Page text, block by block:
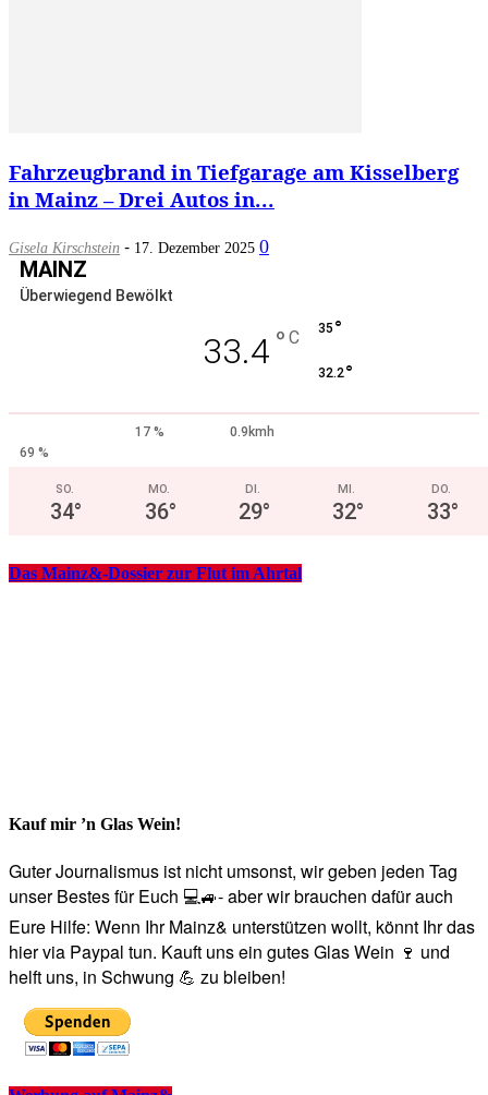
Fahrzeugbrand in Tiefgarage am Kisselberg
in Mainz – Drei Autos in...
Gisela Kirschstein - 17. Dezember 2025 0
MAINZ
Überwiegend Bewölkt
33.4 ° C 35 °
32.2°
17 %
0.9kmh
69 %
SO.
34°
MO.
36°
DI.
29°
MI.
32°
DO.
33°
Das Mainz&-Dossier zur Flut im Ahrtal
Kauf mir ’n Glas Wein!
Guter Journalismus ist nicht umsonst, wir geben jeden Tag
unser Bestes für Euch 💻🚙- aber wir brauchen dafür auch
Eure Hilfe: Wenn Ihr Mainz& unterstützen wollt, könnt Ihr das
hier via Paypal tun. Kauft uns ein gutes Glas Wein 🍷 und
helft uns, in Schwung 💪 zu bleiben!